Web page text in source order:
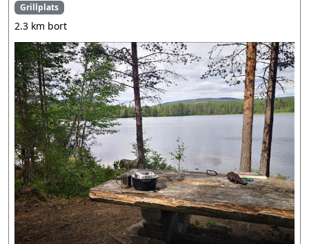
Grillplats
2.3 km bort